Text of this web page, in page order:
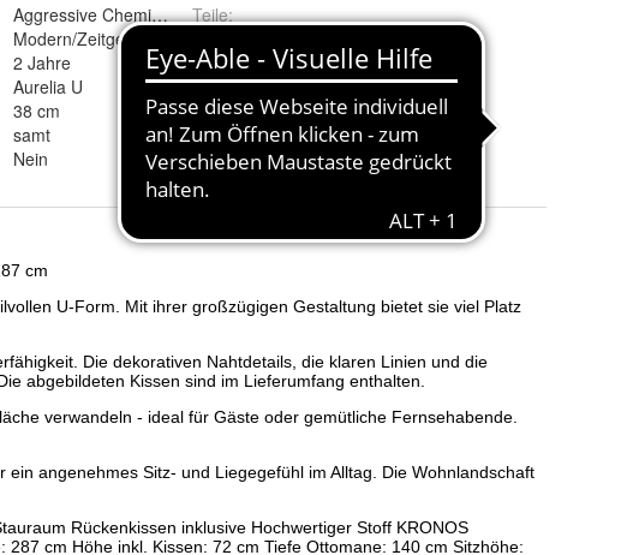
Aggressive Chemikalien vermeiden
Modern/Zeitgenössisch
2 Jahre
Aurelia U
38 cm
samt
Teile:
Nein
Anzahl der
Sitzplätze:
4-5
Verpackung:
Folie + Karton
Anzahl der Einheiten: anthrazit